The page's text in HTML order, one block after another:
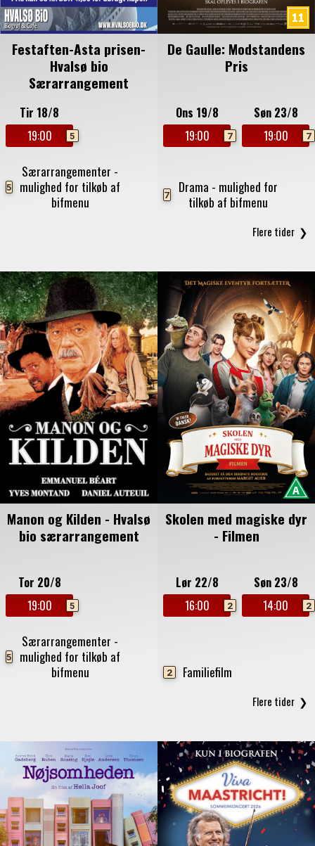
Festaften-Asta prisen-
Hvalsø bio
Særarrangement
Tir 18/8
19:00
5
5
Særarrangementer -
mulighed for tilkøb af
bifmenu
De Gaulle: Modstandens
Pris
Ons 19/8
19:00
7
Søn 23/8
19:00
7
7
Drama - mulighed for
tilkøb af bifmenu
Manon og Kilden - Hvalsø
bio særarrangement
Tor 20/8
19:00
5
5
Særarrangementer -
mulighed for tilkøb af
bifmenu
Skolen med magiske dyr
- Filmen
Lør 22/8
16:00
2
Søn 23/8
14:00
2
2 Familiefilm